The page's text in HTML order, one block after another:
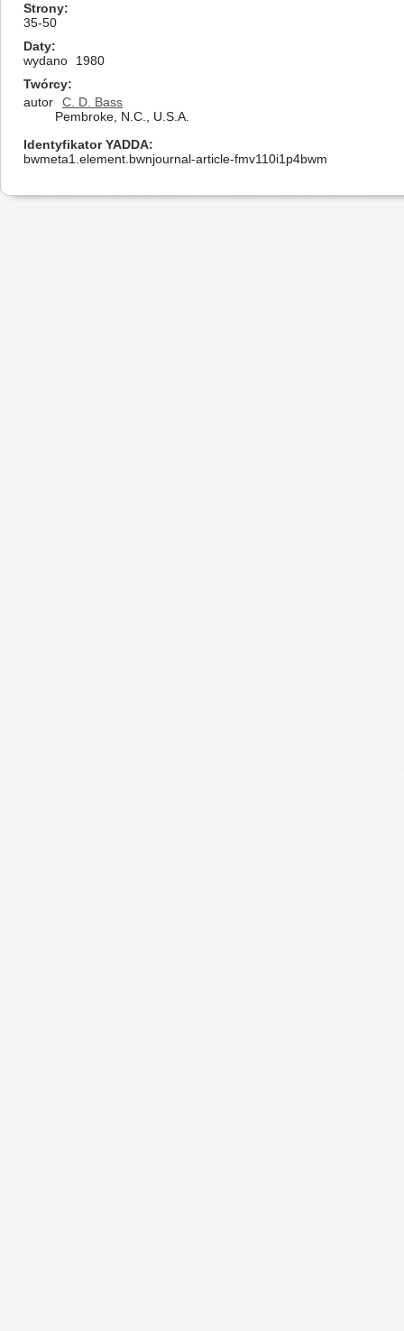
Strony
35-50
Daty
wydano
1980
Twórcy
autor
C. D. Bass
Pembroke, N.C., U.S.A.
Identyfikator YADDA
bwmeta1.element.bwnjournal-article-fmv110i1p4bwm